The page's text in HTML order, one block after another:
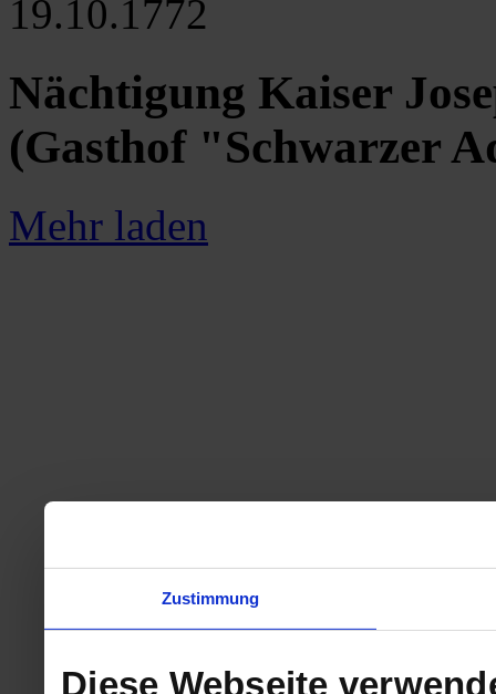
Zustimmung
Diese Webseite
19.10.1772
Nächtigung Kaiser
(Gasthof "Schwarzer
Mehr laden